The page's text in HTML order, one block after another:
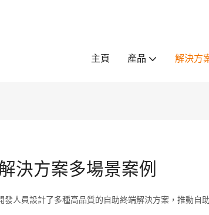
主頁 產品 解決方
決方案多場景案例
人員設計了多種高品質的自助終端解決方案，推動自